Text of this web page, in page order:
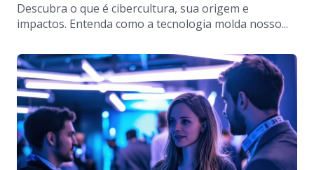
Descubra o que é cibercultura, sua origem e
impactos. Entenda como a tecnologia molda nosso...